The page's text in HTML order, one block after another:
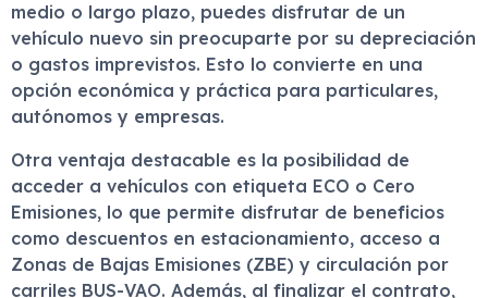
medio o largo plazo, puedes disfrutar de un
vehículo nuevo sin preocuparte por su depreciación
o gastos imprevistos. Esto lo convierte en una
opción económica y práctica para particulares,
autónomos y empresas.
Otra ventaja destacable es la posibilidad de
acceder a vehículos con etiqueta ECO o Cero
Emisiones, lo que permite disfrutar de beneficios
como descuentos en estacionamiento, acceso a
Zonas de Bajas Emisiones (ZBE) y circulación por
carriles BUS-VAO. Además, al finalizar el contrato,